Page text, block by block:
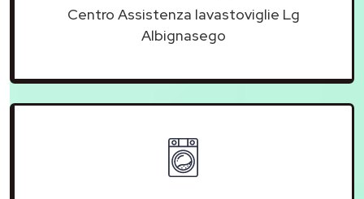
Centro Assistenza lavastoviglie Lg
Albignasego